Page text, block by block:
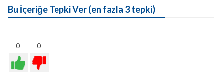
Bu İçeriğe Tepki Ver (en fazla 3 tepki)
0 0